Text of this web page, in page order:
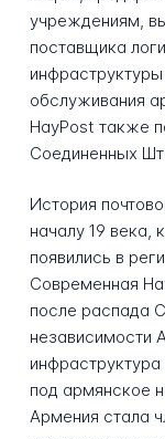
учреждениям,
поставщика
обслуживания
HayPost также
Соединенных
История
началу 19 века,
появились в
Современная
после распада
независимости
под армянское
Армения стала